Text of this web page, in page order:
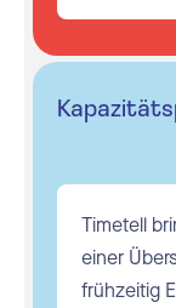
Timetell
einer
frühzeitig